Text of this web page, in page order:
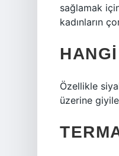
sağlamak
kadınların
Özellikle
üzerine